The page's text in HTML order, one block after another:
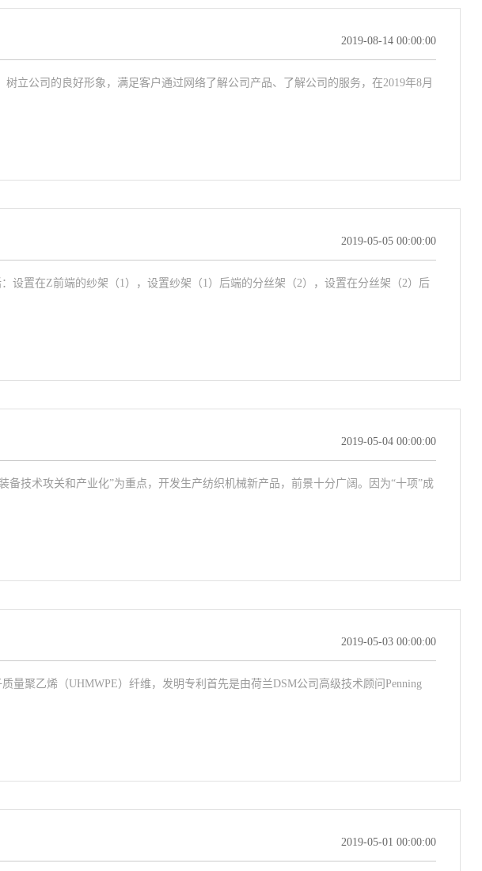
2019-08-14 00:00:00
立公司的良好形象，满足客户通过网络了解公司产品、了解公司的服务，在2019年8月
2019-05-05 00:00:00
设置在Z前端的纱架（1），设置纱架（1）后端的分丝架（2），设置在分丝架（2）后
2019-05-04 00:00:00
技术攻关和产业化”为重点，开发生产纺织机械新产品，前景十分广阔。因为“十项”成
2019-05-03 00:00:00
量聚乙烯（UHMWPE）纤维，发明专利首先是由荷兰DSM公司高级技术顾问Penning
2019-05-01 00:00:00